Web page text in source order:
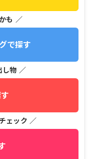
も ／
で探す
し物 ／
ェック ／